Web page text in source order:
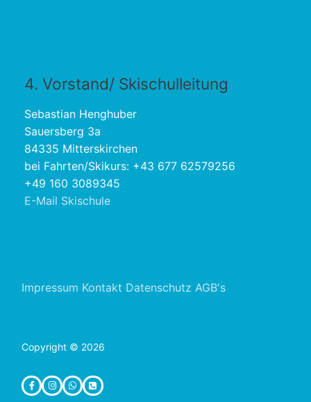
4. Vorstand/ Skischulleitung
Sebastian Henghuber
Sauersberg 3a
84335 Mitterskirchen
bei Fahrten/Skikurs: +43 677 62579256
+49 160 3089345
E-Mail Skischule
Impressum Kontakt Datenschutz AGB's
Copyright © 2026